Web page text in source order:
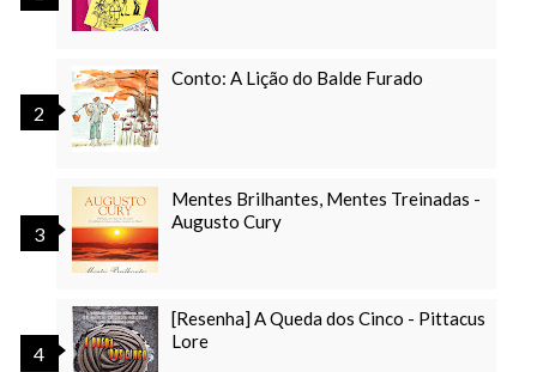
Conto: A Lição do Balde Furado
Mentes Brilhantes, Mentes Treinadas -
Augusto Cury
[Resenha] A Queda dos Cinco - Pittacus
Lore